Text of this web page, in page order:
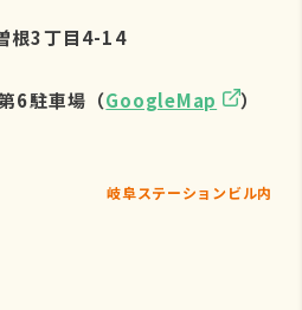
根3丁目4-14
6駐車場（GoogleMap
）
岐阜ステーションビル内